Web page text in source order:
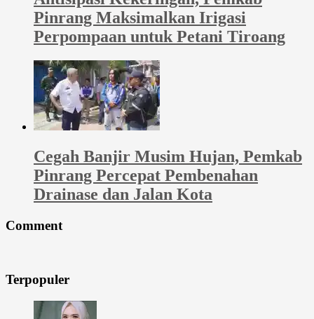
Pinrang Maksimalkan Irigasi
Perpompaan untuk Petani Tiroang
Cegah Banjir Musim Hujan, Pemkab
Pinrang Percepat Pembenahan
Drainase dan Jalan Kota
Comment
Terpopuler